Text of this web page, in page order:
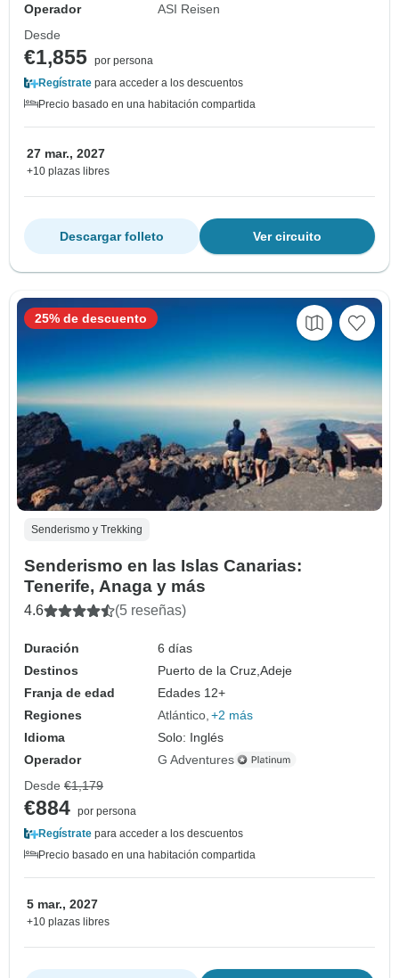
Operador
ASI Reisen
Desde
€1,855 por persona
Regístrate para acceder a los descuentos
Precio basado en una habitación compartida
27 mar., 2027
+10 plazas libres
Ver circuito
Descargar folleto
Senderismo y Trekking
Senderismo en las Islas Canarias:
Tenerife, Anaga y más
4.6 (5 reseñas)
Duración
6 días
Destinos
Puerto de la Cruz,Adeje
Franja de edad
Edades 12+
Regiones
Atlántico +2 más
Idioma
Solo: Inglés
Operador
G Adventures
25% de descuento
Desde €1,179
€884 por persona
Regístrate para acceder a los descuentos
Precio basado en una habitación compartida
5 mar., 2027
+10 plazas libres